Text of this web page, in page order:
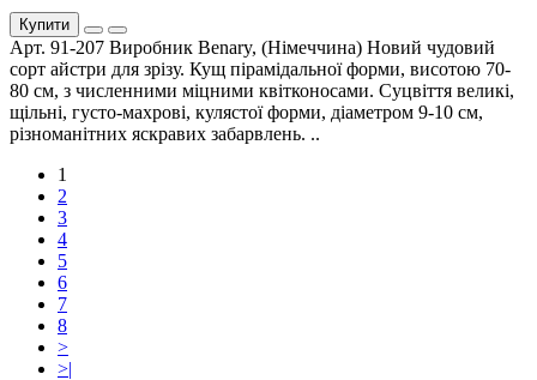
Купити
Арт. 91-207 Виробник Benary, (Німеччина) Новий чудовий
сорт айстри для зрізу. Кущ пірамідальної форми, висотою 70-
80 см, з численними міцними квітконосами. Суцвіття великі,
щільні, густо-махрові, кулястої форми, діаметром 9-10 см,
різноманітних яскравих забарвлень. ..
1
2
3
4
5
6
7
8
>
>|